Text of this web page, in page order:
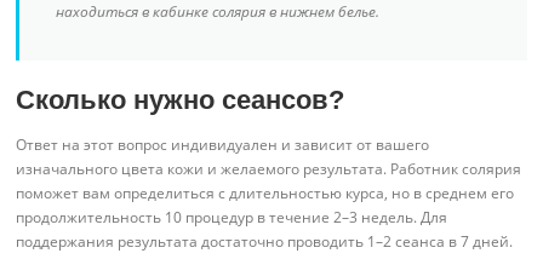
находиться в кабинке солярия в нижнем белье.
Сколько нужно сеансов?
Ответ на этот вопрос индивидуален и зависит от вашего
изначального цвета кожи и желаемого результата. Работник солярия
поможет вам определиться с длительностью курса, но в среднем его
продолжительность 10 процедур в течение 2–3 недель. Для
поддержания результата достаточно проводить 1–2 сеанса в 7 дней.